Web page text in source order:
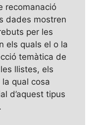
recomanació
dades mostren
per les
els quals el o la
temàtica de
llistes, els
la qual cosa
d’aquest tipus